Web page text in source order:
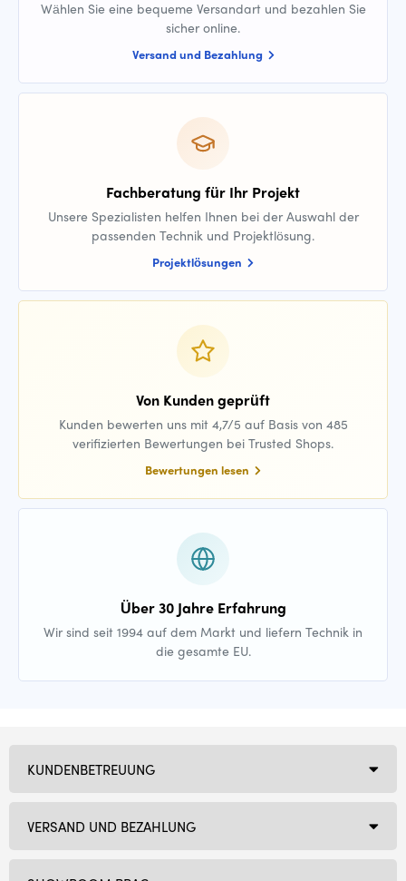
Wählen Sie eine bequeme Versandart und bezahlen Sie
sicher online.
Versand und Bezahlung
Fachberatung für Ihr Projekt
Unsere Spezialisten helfen Ihnen bei der Auswahl der
passenden Technik und Projektlösung.
Projektlösungen
Von Kunden geprüft
Kunden bewerten uns mit 4,7/5 auf Basis von 485
verifizierten Bewertungen bei Trusted Shops.
Bewertungen lesen
Über 30 Jahre Erfahrung
Wir sind seit 1994 auf dem Markt und liefern Technik in
die gesamte EU.
KUNDENBETREUUNG
VERSAND UND BEZAHLUNG